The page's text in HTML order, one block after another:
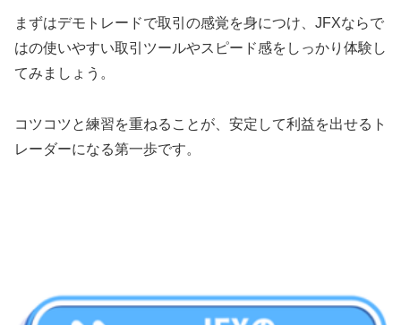
まずはデモトレードで取引の感覚を身につけ、JFXならで
はの使いやすい取引ツールやスピード感をしっかり体験し
てみましょう。
コツコツと練習を重ねることが、安定して利益を出せるト
レーダーになる第一歩です。